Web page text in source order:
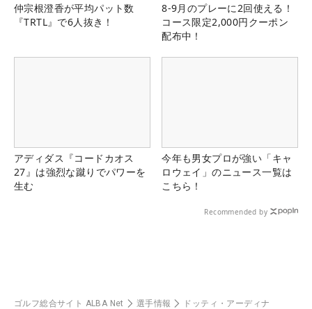
仲宗根澄香が平均パット数
『TRTL』で6人抜き！
8-9月のプレーに2回使える！
コース限定2,000円クーポン
配布中！
アディダス『コードカオス
27』は強烈な蹴りでパワーを
生む
今年も男女プロが強い「キャ
ロウェイ」のニュース一覧は
こちら！
Recommended by
ゴルフ総合サイト ALBA Net 選手情報 ドッティ・アーディナ